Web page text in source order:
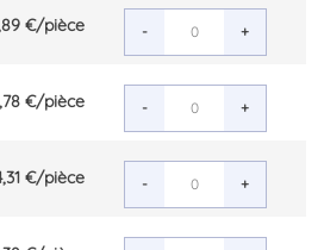
€/pièce - +
€/pièce - +
€/pièce - +